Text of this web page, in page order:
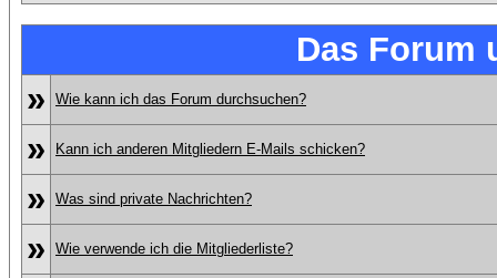
Das Forum
»
Wie kann ich das Forum durchsuchen?
» Kann ich anderen Mitgliedern E-Mails schicken?
» Was sind private Nachrichten?
» Wie verwende ich die Mitgliederliste?